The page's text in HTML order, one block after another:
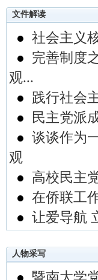
文件解读
● 社会主义
● 完善制度
观...
● 践行社会
● 民主党派
● 谈谈作为
观
● 高校民主
● 在侨联工
● 让爱导航
人物采写